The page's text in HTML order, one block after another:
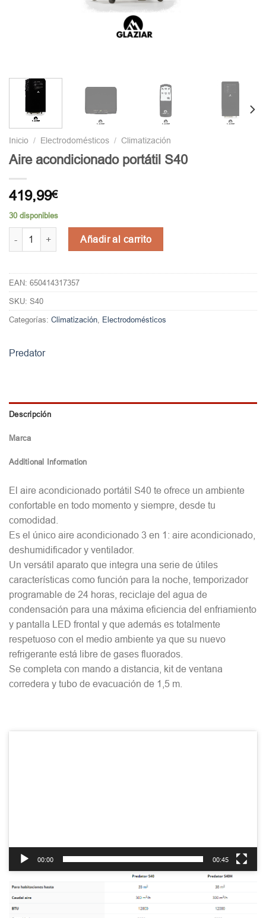
Inicio / Electrodomésticos / Climatización
Aire acondicionado portátil S40
419,99€
30 disponibles
Aire acondicionado portátil S40 cantidad
Añadir al carrito
EAN: 650414317357
SKU: S40
Categorías: Climatización, Electrodomésticos
Predator
Descripción
Marca
Additional Information
El aire acondicionado portátil S40 te ofrece un ambiente
confortable en todo momento y siempre, desde tu
comodidad.
Es el único aire acondicionado 3 en 1: aire acondicionado,
deshumidificador y ventilador.
Un versátil aparato que integra una serie de útiles
características como función para la noche, temporizador
programable de 24 horas, reciclaje del agua de
condensación para una máxima eficiencia del enfriamiento
y pantalla LED frontal y que además es totalmente
respetuoso con el medio ambiente ya que su nuevo
refrigerante está libre de gases fluorados.
Se completa con mando a distancia, kit de ventana
corredera y tubo de evacuación de 1,5 m.
00:00 00:45